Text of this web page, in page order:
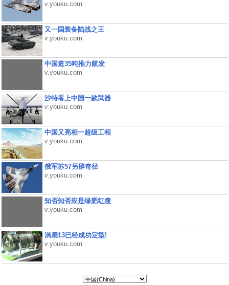
v.youku.com
又一国装备陆战之王
v.youku.com
中国造35吨推力航发
v.youku.com
沙特看上中国一款武器
v.youku.com
中国又亮相一超级工程
v.youku.com
俄军苏57另辟奇径
v.youku.com
知否知否应是绿肥红瘦
v.youku.com
涡扇13已经成功定型!
v.youku.com